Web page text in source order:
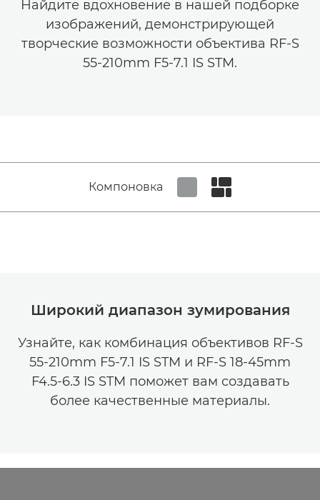
Найдите вдохновение в нашей подборке
изображений, демонстрирующей
творческие возможности объектива RF-S
55-210mm F5-7.1 IS STM.
Компоновка
Широкий диапазон зумирования
Узнайте, как комбинация объективов RF-S
55-210mm F5-7.1 IS STM и RF-S 18-45mm
F4.5-6.3 IS STM поможет вам создавать
более качественные материалы.